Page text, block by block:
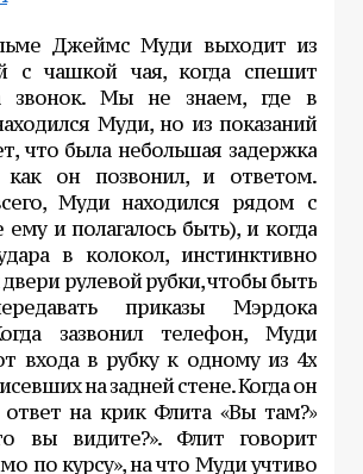
Джеймс Муди выходит из
с чашкой чая, когда спешит
звонок. Мы не знаем, где в
Муди, но из показаний
что была небольшая задержка
он позвонил, и ответом.
Муди находился рядом с
и полагалось быть), и когда
в колокол, инстинктивно
рулевой рубки, чтобы быть
приказы Мэрдока
зазвонил телефон, Муди
входа в рубку к одному из 4х
на задней стене. Когда он
ответ на крик Флита «Вы там?»
вы видите?». Флит говорит
по курсу», на что Муди учтиво